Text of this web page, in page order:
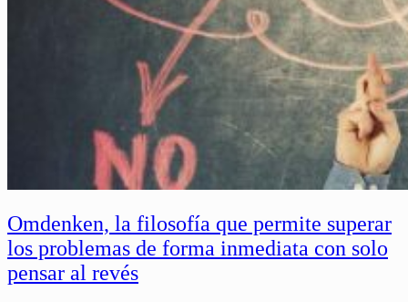
Omdenken, la filosofía que permite superar
los problemas de forma inmediata con solo
pensar al revés